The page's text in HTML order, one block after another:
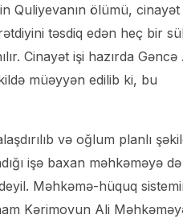
Quliyevanın ölümü, cinayət
təsdiq edən heç bir
Cinayət işi hazırda Gəncə
müəyyən edilib ki, bu
və oğlum planlı
işə baxan məhkəməyə də
Məhkəmə-hüquq
Kərimovun Ali